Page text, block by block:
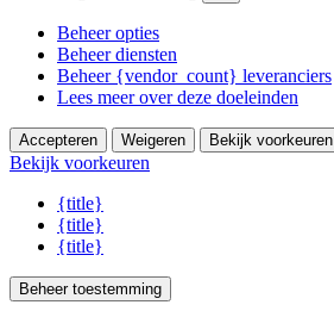
Beheer opties
Beheer diensten
Beheer {vendor_count} leveranciers
Lees meer over deze doeleinden
Accepteren Weigeren Bekijk voorkeuren
Bekijk voorkeuren
{title}
{title}
{title}
Beheer toestemming